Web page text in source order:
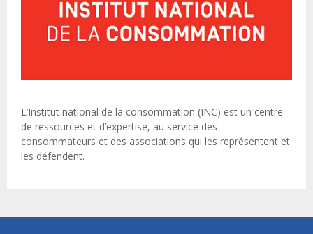
L’Institut national de la consommation (INC) est un centre
de ressources et d’expertise, au service des
consommateurs et des associations qui les représentent et
les défendent.